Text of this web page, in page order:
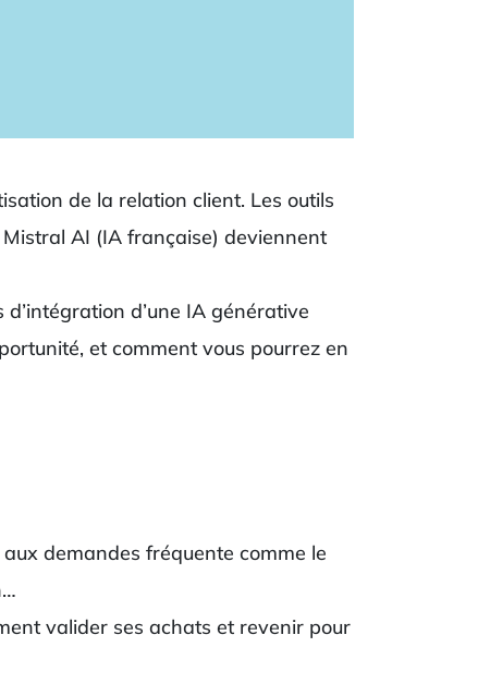
de la relation client. Les outils
AI (IA française) deviennent
d’une IA générative
et comment vous pourrez en
demandes fréquente comme le
valider ses achats et revenir pour